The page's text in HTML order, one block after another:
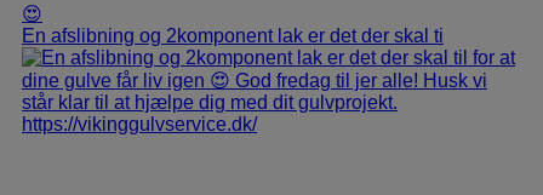
En afslibning og 2komponent lak er det der skal ti